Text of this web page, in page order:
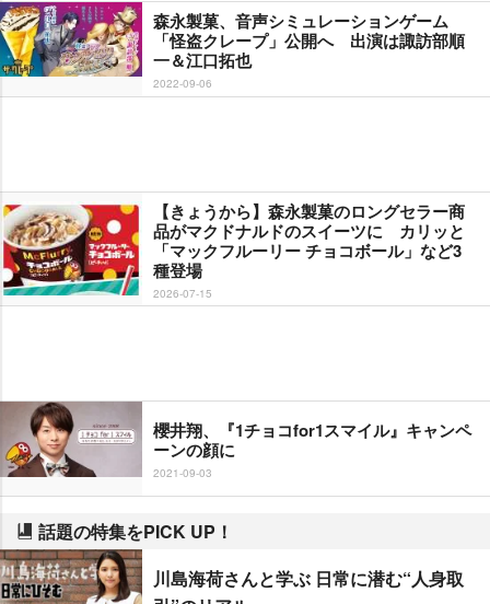
森永製菓、音声シミュレーションゲーム
「怪盗クレープ」公開へ 出演は諏訪部順
一＆江口拓也
2022-09-06
【きょうから】森永製菓のロングセラー商
品がマクドナルドのスイーツに カリッと
「マックフルーリー チョコボール」など3
種登場
2026-07-15
櫻井翔、『1チョコfor1スマイル』キャンペ
ーンの顔に
2021-09-03
話題の特集をPICK UP！
川島海荷さんと学ぶ 日常に潜む“人身取